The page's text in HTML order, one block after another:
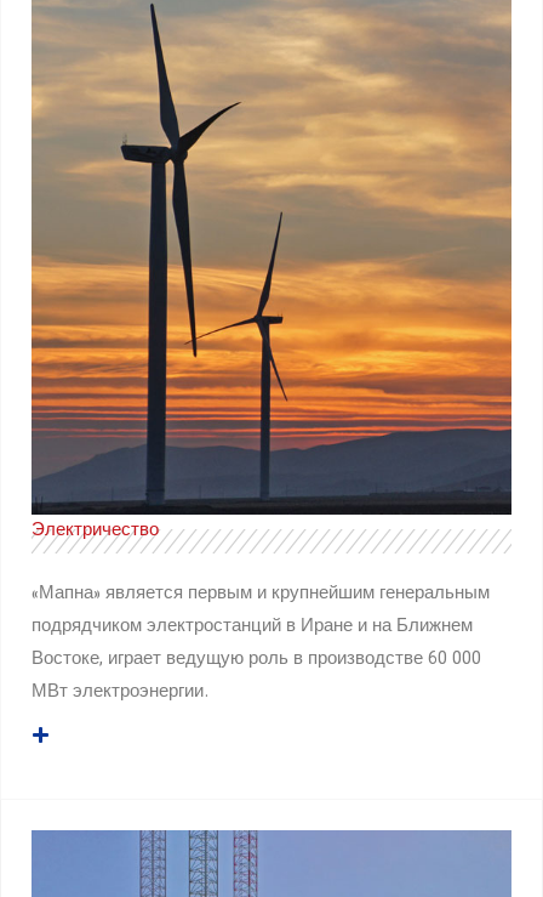
Электричество
«Мапна» является первым и крупнейшим генеральным
подрядчиком электростанций в Иране и на Ближнем
Востоке, играет ведущую роль в производстве 60 000
МВт электроэнергии.